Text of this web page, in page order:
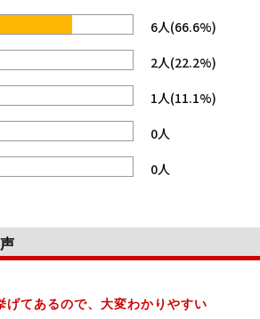
6人(66.6%)
2人(22.2%)
1人(11.1%)
0人
0人
げてあるので、大変わかりやすい